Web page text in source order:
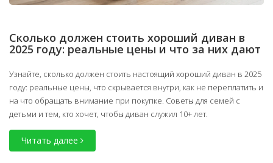
Сколько должен стоить хороший диван в
2025 году: реальные цены и что за них дают
Узнайте, сколько должен стоить настоящий хороший диван в 2025
году: реальные цены, что скрывается внутри, как не переплатить и
на что обращать внимание при покупке. Советы для семей с
детьми и тем, кто хочет, чтобы диван служил 10+ лет.
Читать далее